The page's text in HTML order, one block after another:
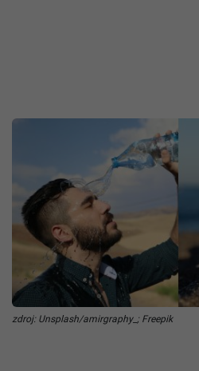
zdroj: Unsplash/amirgraphy_; Freepik